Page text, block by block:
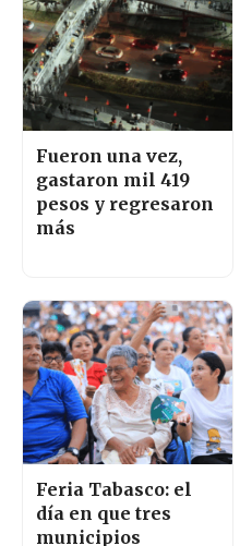
Fueron una vez,
gastaron mil 419
pesos y regresaron
más
Feria Tabasco: el
día en que tres
municipios